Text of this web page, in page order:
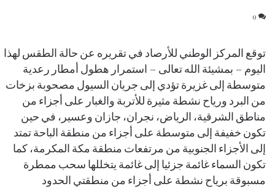
0
توقع المركز الوطني للأرصاد في تقريره عن حالة الطقس لهذا
اليوم – بمشيئة الله تعالى – استمرار هطول أمطار رعدية
متوسطة إلى غزيرة تؤدي إلى جريان السيول مصحوبة بزخات
من البرد ورياح نشطة مثيرة للأتربة والغبار على أجزاء من
مناطق الشرقية، الرياض، نجران، جازان وعسير، في حين
تكون خفيفة إلى متوسطة على أجزاء من منطقة الباحة تمتد
إلى الأجزاء الجنوبية من مرتفعات منطقة مكة المكرمة، كما
تكون السماء غائمة جزئيا إلى غائمة يتخللها سحب ممطرة
مسبوقة برياح نشطة على أجزاء من منطقتي الحدود